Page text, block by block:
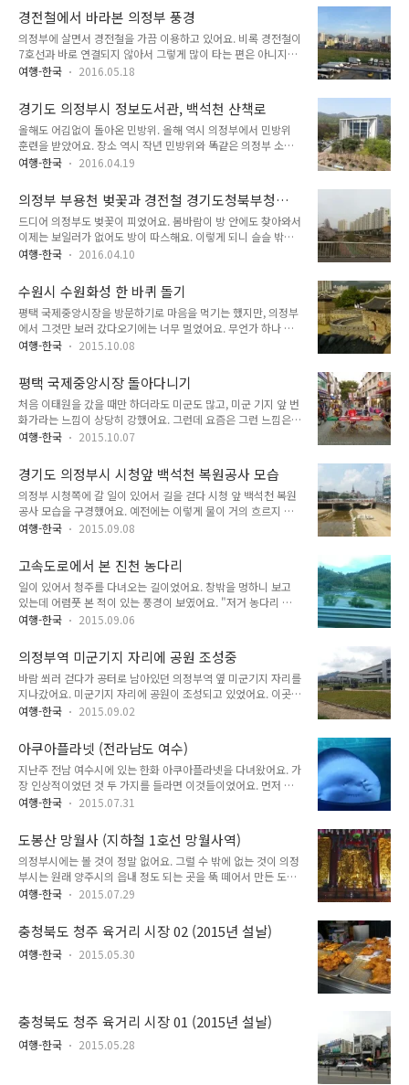
오일장이 안 열리는 날에는 이렇게 주차장으로 사용되고 있어요.
이 사진에서 ..
들이 많다는 이야기는 들어보았지만, 차이나타운이 특별히 형성
되어 있다는 이야기는 못 들어보았거든요. 기차역에서 이른 아침
시간을 때우다 돌아다닌 것이라 아직 상점들이 문을 열기 전이었
어요. 차이나타운이라고 알려주는 입간판도 있었어요. "여기 차
이나타운 맞아?" 차이나타운이라는 간판이 걸려있었는데 러시
문보다도 러시아 상점이 더 많아보였어요. 러시아 상점이 상당히
많고 차이나타운이라는 이름에 비해 중국 상점..
경전철에서 바라본 의정부 풍경
의정부에 살면서 경전철을 가끔 이용하고 있어요. 비록 경전철이
7호선과 바로 연결되지 않아서 그렇게 많이 타는 편은 아니지만,
의정부 곳곳을 갈 때 경전철을 이용하면 쉽게 갈 수 있어요. 의정
동네 곳곳을 다 헤집고 돌아다닌다고 해도 될 정도로 잘 되어 있
고, 경전철은 노선이 조금 돌아가는 것 같기는 하지만 의정부 안
에서 이동할 때 이용하면 매우 편리하거든요. 의정부에서 대형마
트를 갈 때 경전철을 이용하면 롯데마트, 홈플러스를 쉽게 갈 수
있어요. 롯데마트는 어룡역, 홈플러스는 경기북부청사역에서 내
지 않아서 버스를 타고 가야 하구요. 다음 사진들은 의정부 경전
철을 타며 창밖을 찍은 사..
여행-한국 2016.05.18
경기도 의정부시 정보도서관, 백석천 산책로
올해도 어김없이 돌아온 민방위. 올해 역시 의정부에서 민방위
훈련을 받았어요. 장소 역시 작년 민방위와 똑같은 의정부 소방
서 건물이었어요. 의정부시에서 민방위 훈련을 받는 방법은 예전
다.http://zomzom.tistory.com/1075 의정부에서 민방위를
받으며 정말 좋은 점이라면 바로 옥상에 올라가서 의정부시를 내
려다볼 수 있다는 점. 이것이 바로 의정부 정보도서관. 학원에서
강사로 일할 때 시험때만 되면 학생들이 저기로 공부하러 간다고
했어요. 그래서 정말 엄청나게 많이 들은 장소이기는 한데, 정작
이죠. 가끔 저기 가서 공부하다 올까 하는 생각도 들기는 하지만,
노트북을 갖고 공부해야..
여행-한국 2016.04.19
의정부 부용천 벚꽃과 경전철 경기도청북부청사
역
드디어 의정부도 벚꽃이 피었어요. 봄바람이 방 안에도 찾아와서
이제는 보일러가 없어도 방이 따스해요. 이렇게 되니 슬슬 밖으
로 나가고 싶어졌어요. "버스나 타고 한 번 돌아볼까?" 걸어다니
좋은 방법. 그래서 겸사겸사 버스를 타고 돌아다녀보았어요. 버
스가 경기도청북부청사역을 지날 때였어요. "부용천도 한 번 다
걸어보기는 해야 하는데..." 중량천은 전부 걸었어요. 이제 더 걸
을 필요가 없어요. 단지 이것을 글로 쓰는 일만 남았을 뿐이죠.
그러나 부용천은 제대로 걸어본 적이 없어요. 버스 창밖으로 부
경기도청북부청사역은 의정부 홈플러스와 매우 가깝답니다. 홈
플러스 갈 때 잘 이용하는 역..
여행-한국 2016.04.10
수원시 수원화성 한 바퀴 돌기
평택 국제중앙시장을 방문하기로 마음을 먹기는 했지만, 의정부
에서 그것만 보러 갔다오기에는 너무 멀었어요. 무언가 하나 더
끼워넣지 않으면 상당히 시간이 애매했어요. 의정부에서 경기도
에 시장 말고 볼 것이 마땅히 없다는 것이 문제였어요. "아, 화성
있었지!" 수원화성과 화성행궁은 한 번 꼭 가보고 싶은 곳이었는
데 그동안 너무 멀어서 갈 엄두를 내지 못하고 있었어요. 그런데
평택 국제중앙시장을 가기로 마음먹은 이 순간, 수원화성을 코스
에 집어넣으면 하루를 알차게 보낼 수 있겠다는 생각이 들었어
일도 아니었구요. 그래서 아예 하루 일정을 수원 화성과 화성행
궁을 보고 평택 국제중앙시장으..
여행-한국 2015.10.08
평택 국제중앙시장 돌아다니기
처음 이태원을 갔을 때만 하더라도 미군도 많고, 미군 기지 앞 번
화가라는 느낌이 상당히 강했어요. 그런데 요즘은 그런 느낌은
많이 사라졌어요. 미군 기지 앞 번화가라는 느낌보다는 그냥 다
뀌었지요. 그런데 평택국제중앙시장이 미군 기지 앞 번화가 느낌
이 충실한 곳이라는 사실을 알게 되었어요. '저기를 가볼까, 말
까?' 평택이라면 그 유명한 송탄부대찌개가 있는 곳. 참고로 송
탄부대찌개는 우리나라에서 2대 부대찌개 양식중 하나이지요.
의정부식 부대찌개와 송탄식 부대찌개가 있는데, 둘 다 미군 기
실 어떻게 한쪽 편을 들어줄 수 없는 것이, 대충 아무 식재료 집
어넣고 김치 넣고 끓여서 찌개로 ..
여행-한국 2015.10.07
경기도 의정부시 시청앞 백석천 복원공사 모습
의정부 시청쪽에 갈 일이 있어서 길을 걷다 시청 앞 백석천 복원
공사 모습을 구경했어요. 예전에는 이렇게 물이 거의 흐르지 않
던 것 같았는데 물이 조금이라도 흐르고 있었어요. 그리고 대충
들처럼 산책로 및 자전거 도로를 설치하지 않을까 싶어요. 의정
부시의 장점이라면 하천 산책로가 잘 되어 있다는 점이에요. 산
책로와 자전거길도 잘 되어 있고, 하천을 가로질러갈 수 있는 다
리도 여러 곳 설치되어 있어요. 같은 중량천인데도 서울 중량천
은 맞은편으로 가려면 도로로 나가서 다리를 건너 다시 내려가야
는 다리가 설치되어 있지요. 의정부 처음 왔을 때 백석천 모습과
비교해보면 꽤 많이 공사가 진행되..
여행-한국 2015.09.08
고속도로에서 본 진천 농다리
일이 있어서 청주를 다녀오는 길이었어요. 창밖을 멍하니 보고
있는데 어렴풋 본 적이 있는 풍경이 보였어요. "저거 농다리 아
니야?" 저 다리는 모양이 독특했기 때문에 보자마자 농다리라는
리' 전화카드를 모은 후 한 번 가보고 싶다는 생각을 항상 했었어
요. 그러다 2000년대 중반에 한 번 직접 가보았어요. 그때 기억
나는 것이라면 사진찍기 어려운 곳, 그리고 실제 다리 위를 지나
가보면 의외로 무서웠다는 것이었어요. 차를 타고 가며 진천 농
다리를 보니 매우 신기했어요. ===== p.s. 요새 전국적으로 식
껴요. 예전에는 충청도 음식이 화려하기만 하고 맛없다고 했었어
요. 소금을 조금..
여행-한국 2015.09.06
의정부역 미군기지 자리에 공원 조성중
바람 쐬러 걷다가 공터로 남아있던 의정부역 옆 미군기지 자리를
지나갔어요. 미군기지 자리에 공원이 조성되고 있었어요. 이곳은
휑한 공터로 방치되어 있었는데, 이렇게 공원이 조성되니 훨씬
지는 모르겠어요. 위치상으로는 사람들이 많이 지나가는 자리처
럼 보이지만, 실제로는 그렇게 많이 지나다니지는 않거든요. 의
정부에는 미군이 많이 주둔하고 있었고, 그러다보니 도시구조가
기형적인 모습을 보여주고 있어요. 완성되면 의정부 사진 찍는
포인트 중 하나가 되지 않을까 생각해 보았어요. 거대한 민자역
여행-한국 2015.09.02
아쿠아플라넷 (전라남도 여수)
지난주 전남 여수시에 있는 한화 아쿠아플라넷을 다녀왔어요. 가
장 인상적이었던 것 두 가지를 들라면 이것들이었어요. 먼저 박
카스 광고판 이거 아이디어 너무 좋아! 박카스 광고가 아이디어
요. 아쿠아플라넷에 맞추어 만든 박카스 광고의 아이디어를 보고
진짜 깔깔 웃었어요. '근무' 대신 '헤엄'이라고 바꾸어서 격무에
시달리는 바닷속 친구들 모습을 그린 것이 너무 재미있었어요.
상어 부장님께서는 전날 너무 달리신 거 아닐까요? 상어 부장님
은 박카스가 아니라 해장국이 필요할 거 같은데요... 두 번째는
수 있어요. 저도 시간을 맞추어서 피라니아 먹이 주는 것을 보러
갔어요. 일단 사진 찍을 ..
여행-한국 2015.07.31
도봉산 망월사 (지하철 1호선 망월사역)
의정부시에는 볼 것이 정말 없어요. 그럴 수 밖에 없는 것이 의정
부시는 원래 양주시의 읍내 정도 되는 곳을 뚝 떼어서 만든 도시
거든요. 미군 부대 있고, 사람들 많이 사는 도시 정도라고 보시면
것이라고는 부대찌개 거리 정도에요. 의정부 경전철 타고 한 바
퀴 뱅 돌면 의정부에서 볼 만한 것은 거의 다 보죠. 그나마 의정
부에서 볼 만한 것이라면 망월사를 이야기해요. 하지만 망월사는
월사역부터 녹양역까지가 의정부에요. 그런데 이 역 이름이 '망
월사역'으로 이름이 ..
여행-한국 2015.07.29
충청북도 청주 육거리 시장 02 (2015년 설날)
여행-한국 2015.05.30
충청북도 청주 육거리 시장 01 (2015년 설날)
여행-한국 2015.05.28